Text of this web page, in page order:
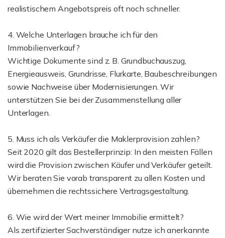
realistischem Angebotspreis oft noch schneller.
4. Welche Unterlagen brauche ich für den
Immobilienverkauf?
Wichtige Dokumente sind z. B. Grundbuchauszug,
Energieausweis, Grundrisse, Flurkarte, Baubeschreibungen
sowie Nachweise über Modernisierungen. Wir
unterstützen Sie bei der Zusammenstellung aller
Unterlagen.
5. Muss ich als Verkäufer die Maklerprovision zahlen?
Seit 2020 gilt das Bestellerprinzip: In den meisten Fällen
wird die Provision zwischen Käufer und Verkäufer geteilt.
Wir beraten Sie vorab transparent zu allen Kosten und
übernehmen die rechtssichere Vertragsgestaltung.
6. Wie wird der Wert meiner Immobilie ermittelt?
Als zertifizierter Sachverständiger nutze ich anerkannte